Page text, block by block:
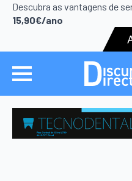
Descubra as vantagens de
15,90€/ano